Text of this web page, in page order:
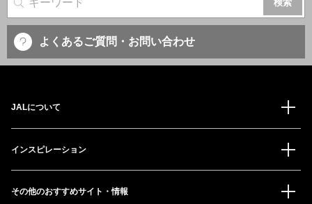
サイト内検索
よくあるご質問・お問い合わせ
JALについて
インスピレーション
その他のおすすめサイト・情報